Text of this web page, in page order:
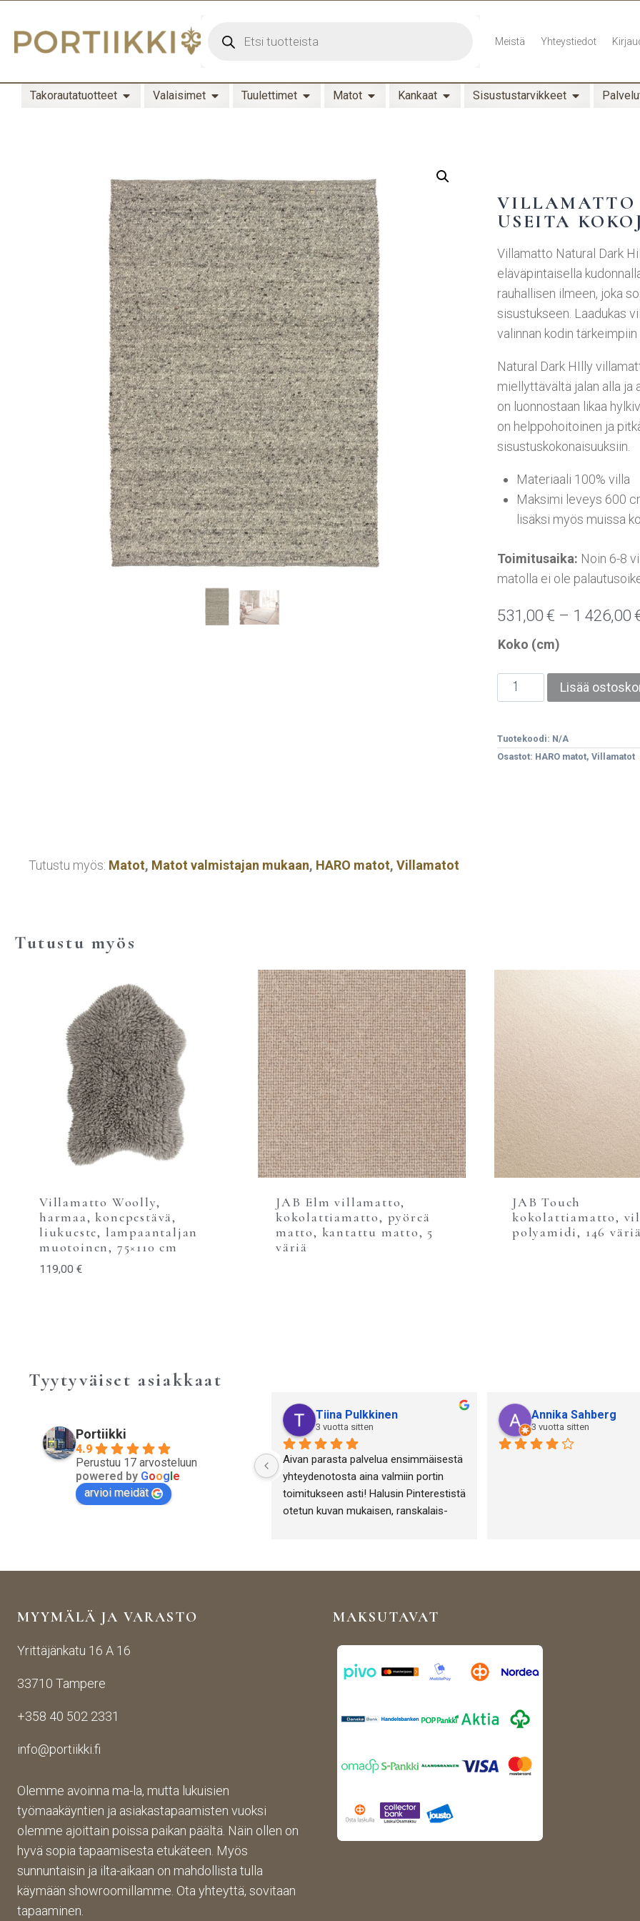
Meistä Yhteystiedot
Takorautatuotteet Valaisimet Tuulettimet Matot Kankaat Sisustustarvikkeet
USEITA
Villamatto Natural Dark
eläväpintaisella
rauhallisen ilmeen, joka
sisustukseen. Laadukas
valinnan kodin
Natural Dark HIlly
miellyttävältä jalan alla ja
on luonnostaan likaa
on helppohoitoinen ja
sisustuskokonaisuuksiin.
Materiaali 100% villa
Maksimi leveys 600
lisäksi myös muissa
Toimitusaika: Noin 6-8
matolla ei ole
531,00€ – 1 426,00
Koko (cm)
Lisää
Tuotekoodi: N/A
Osastot: HARO matot,Villamatot
Tutustu myös: Matot, Matot valmistajan mukaan, HARO matot, Villamatot
Tutustu myös
Villamatto Woolly,
harmaa, konepestävä,
liukueste, lampaantaljan
muotoinen, 75×110 cm
119,00 €
JAB Elm villamatto,
kokolattiamatto, pyöreä
matto, kantattu matto, 5
väriä
JAB Touch
kokolattiamatto,
polyamidi, 146
Tyytyväiset asiakkaat
Portiikki
4.9
Perustuu 17 arvosteluun
powered by Goog e
arvioi meidät
Tiina Pulkkinen
3 vuotta sitten
Aivan parasta palvelua ensimmäisestä
yhteydenotosta aina valmiin portin
toimitukseen asti! Halusin Pinterestistä
otetun kuvan mukaisen, ranskalais-
Annika Sahberg
3 vuotta sitten
MYYMÄLÄ JA VARASTO
Yrittäjänkatu 16 A 16
33710 Tampere
+358 40 502 2331
info@portiikki.fi
Olemme avoinna ma-la, mutta lukuisien
työmaakäyntien ja asiakastapaamisten vuoksi
olemme ajoittain poissa paikan päältä. Näin ollen on
hyvä sopia tapaamisesta etukäteen. Myös
sunnuntaisin ja ilta-aikaan on mahdollista tulla
käymään showroomillamme. Ota yhteyttä, sovitaan
tapaaminen.
MAKSUTAVAT